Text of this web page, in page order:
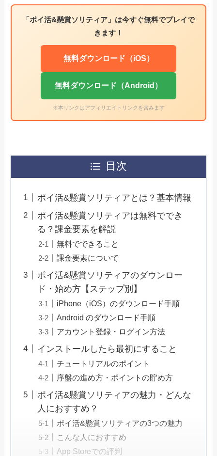
「ポイ活&懸賞ソリティア」は今すぐ無料でプレイで
きます！
無料ダウンロード（iOS）
無料ダウンロード（Android）
※本リンクはアフィリエイトリンクを含みます
目次
ポイ活&懸賞ソリティアとは？基本情報
ポイ活&懸賞ソリティアは無料ででき
る？課金要素を解説
無料でできること
課金要素について
ポイ活&懸賞ソリティアのダウンロー
ド・始め方【ステップ別】
iPhone（iOS）のダウンロード手順
Android のダウンロード手順
アカウント登録・ログイン方法
インストールしたら最初にすること
チュートリアルのポイント
序盤の進め方・ポイントの貯め方
ポイ活&懸賞ソリティアの魅力・どんな
人におすすめ？
ポイ活&懸賞ソリティアの3つの魅力
こんな人におすすめ
App Storeでの評判